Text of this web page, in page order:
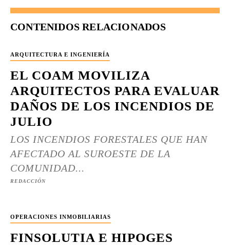
CONTENIDOS RELACIONADOS
ARQUITECTURA E INGENIERÍA
EL COAM MOVILIZA
ARQUITECTOS PARA EVALUAR
DAÑOS DE LOS INCENDIOS DE
JULIO
LOS INCENDIOS FORESTALES QUE HAN
AFECTADO AL SUROESTE DE LA
COMUNIDAD...
REDACCIÓN
OPERACIONES INMOBILIARIAS
FINSOLUTIA E HIPOGES